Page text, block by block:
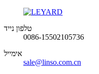
טלפון נייד
0086-15502105736
אימייל
sale@linso.com.cn